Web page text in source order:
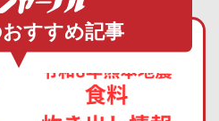
すすめ記事